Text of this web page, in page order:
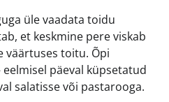
üle vaadata toidu
et keskmine pere viskab
väärtuses toitu. Õpi
päeval küpsetatud
salatisse või pastarooga.